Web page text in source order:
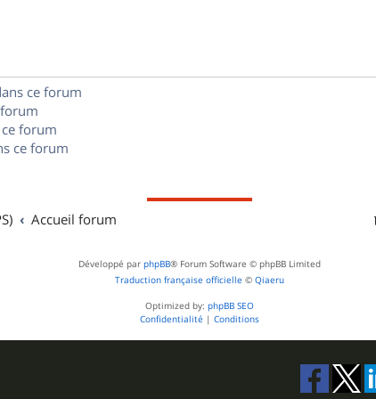
ce forum
forum
ce forum
Accueil forum
Développé par phpBB® Forum Software © phpBB Limited
Traduction française officielle © Qiaeru
Optimized by: phpBB SEO
Confidentialité | Conditions